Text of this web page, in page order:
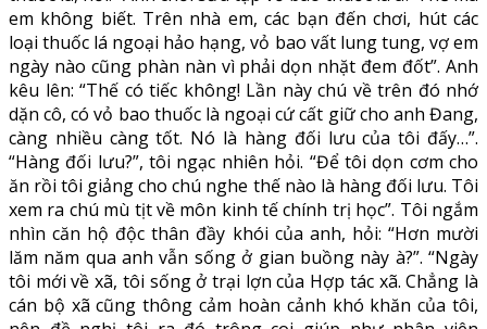
em không biết. Trên nhà em, các bạn đến chơi, hút các
loại thuốc lá ngoại hảo hạng, vỏ bao vất lung tung, vợ em
ngày nào cũng phàn nàn vì phải dọn nhặt đem đốt”. Anh
kêu lên: “Thế có tiếc không! Lần này chú về trên đó nhớ
dặn cô, có vỏ bao thuốc là ngoại cứ cất giữ cho anh Đang,
càng nhiều càng tốt. Nó là hàng đối lưu của tôi đấy…”.
“Hàng đối lưu?”, tôi ngạc nhiên hỏi. “Để tôi dọn cơm cho
ăn rồi tôi giảng cho chú nghe thế nào là hàng đối lưu. Tôi
xem ra chú mù tịt về môn kinh tế chính trị học”. Tôi ngắm
nhìn căn hộ độc thân đầy khói của anh, hỏi: “Hơn mười
lăm năm qua anh vẫn sống ở gian buồng này à?”. “Ngày
tôi mới về xã, tôi sống ở trại lợn của Hợp tác xã. Chẳng là
cán bộ xã cũng thông cảm hoàn cảnh khó khăn của tôi,